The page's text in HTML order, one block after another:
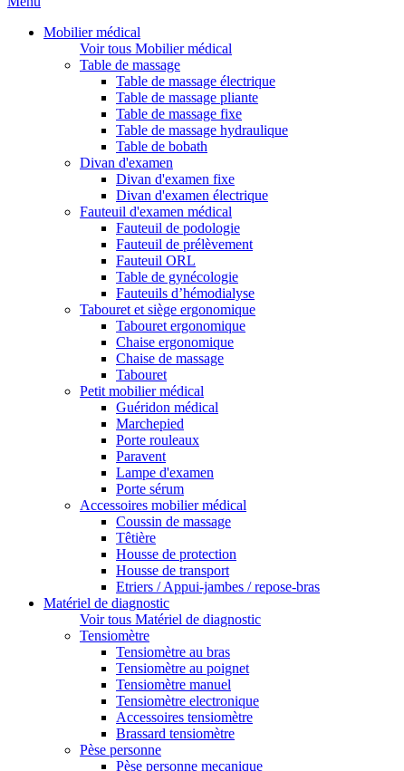
Mobilier médical
Voir tous Mobilier médical
Table de massage
Table de massage électrique
Table de massage pliante
Table de massage fixe
Table de massage hydraulique
Table de bobath
Divan d'examen
Divan d'examen fixe
Divan d'examen électrique
Fauteuil d'examen médical
Fauteuil de podologie
Fauteuil de prélèvement
Fauteuil ORL
Table de gynécologie
Fauteuils d’hémodialyse
Tabouret et siège ergonomique
Tabouret ergonomique
Chaise ergonomique
Chaise de massage
Tabouret
Petit mobilier médical
Guéridon médical
Marchepied
Porte rouleaux
Paravent
Lampe d'examen
Porte sérum
Accessoires mobilier médical
Coussin de massage
Têtière
Housse de protection
Housse de transport
Etriers / Appui-jambes / repose-bras
Matériel de diagnostic
Voir tous Matériel de diagnostic
Tensiomètre
Tensiomètre au bras
Tensiomètre au poignet
Tensiomètre manuel
Tensiomètre electronique
Accessoires tensiomètre
Brassard tensiomètre
Pèse personne
Pèse personne mecanique